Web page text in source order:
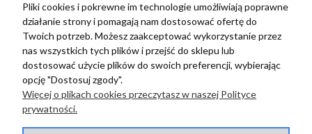
LIG131NO BATERIA
BIDETOWA STOJĄCA
JEDNOUCHWYTOWA
CZARNA
719,00 zł szt.
LIGX131NO BATERIA
BIDETOWA STOJĄCA
JEDNOUCHWYTOWA
CZARNA
839,00 zł szt.
Pliki cookies i pokrewne im technologie umożliwiają poprawne
działanie strony i pomagają nam dostosować ofertę do
Twoich potrzeb. Możesz zaakceptować wykorzystanie przez
nas wszystkich tych plików i przejść do sklepu lub
dostosować użycie plików do swoich preferencji, wybierając
opcję "Dostosuj zgody".
Więcej o plikach cookies przeczytasz w naszej Polityce
prywatności.